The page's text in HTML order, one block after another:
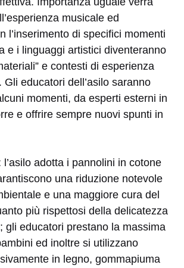
musicale ed
l’inserimento di specifici momenti
e i linguaggi artistici diventeranno
e contesti di esperienza
Gli educatori dell’asilo saranno
momenti, da esperti esterni in
e offrire sempre nuovi spunti in
adotta i pannolini in cotone
una riduzione notevole
e una maggiore cura del
più rispettosi della delicatezza
gli educatori prestano la massima
ed inoltre si utilizzano
in legno, gommapiuma